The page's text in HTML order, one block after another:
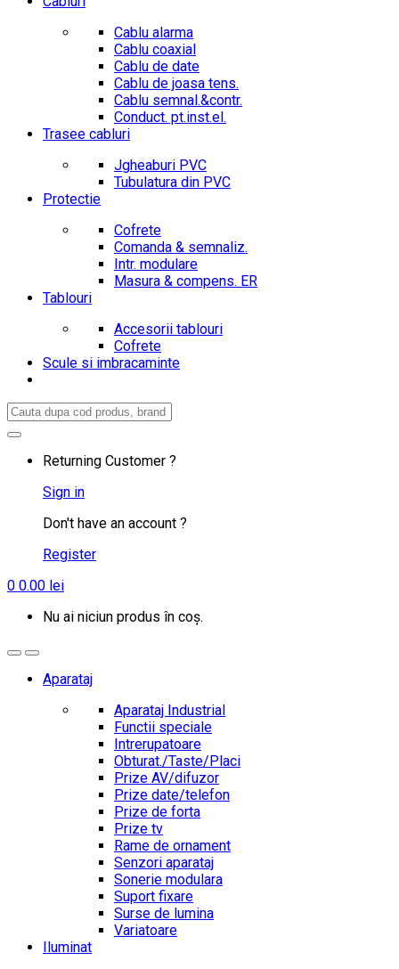
Cablu alarma
Cablu coaxial
Cablu de date
Cablu de joasa tens.
Cablu semnal.&contr.
Conduct. pt.inst.el.
Trasee cabluri
Jgheaburi PVC
Tubulatura din PVC
Protectie
Cofrete
Comanda & semnaliz.
Intr. modulare
Masura & compens. ER
Tablouri
Accesorii tablouri
Cofrete
Scule si imbracaminte
Search
Returning Customer ?
Sign in
Don't have an account ?
Register
0 0.00 lei
Nu ai niciun produs în coș.
Aparataj
Aparataj Industrial
Functii speciale
Intrerupatoare
Obturat./Taste/Placi
Prize AV/difuzor
Prize date/telefon
Prize de forta
Prize tv
Rame de ornament
Senzori aparataj
Sonerie modulara
Suport fixare
Surse de lumina
Variatoare
Iluminat